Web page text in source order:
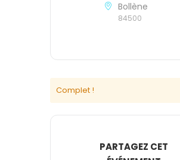
Bollène
84500
Complet !
PARTAGEZ CET